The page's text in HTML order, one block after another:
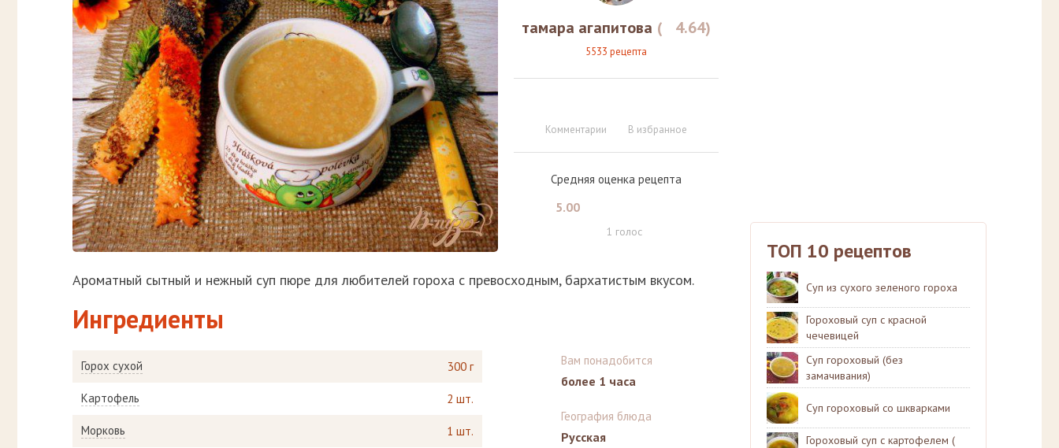
тамара агапитова ( 4.64)
5533 рецепта
Комментарии В избранное
Средняя оценка рецепта
5.00
1 голос
Ароматный сытный и нежный суп пюре для любителей гороха с превосходным, бархатистым вкусом.
Ингредиенты
Горох сухой 300 г
Картофель 2 шт.
Морковь 1 шт.
Вам понадобится
более 1 часа
География блюда
Русская
ТОП 10 рецептов
Суп из сухого зеленого гороха
Гороховый суп с красной
чечевицей
Суп гороховый (без
замачивания)
Суп гороховый со шкварками
Гороховый суп с картофелем (